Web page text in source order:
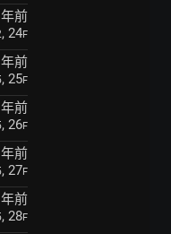
前
, 24F
前
, 25F
前
, 26F
前
, 27F
前
, 28F